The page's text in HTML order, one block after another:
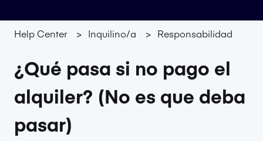
Help Center Inquilino/a Responsabilidad
¿Qué pasa si no pago el
alquiler? (No es que deba
pasar)